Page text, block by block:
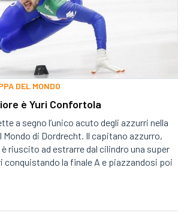
DEL MONDO
è Yuri Confortola
a segno l’unico acuto degli azzurri nella
Mondo di Dordrecht. Il capitano azzurro,
è riuscito ad estrarre dal cilindro una super
conquistando la finale A e piazzandosi poi